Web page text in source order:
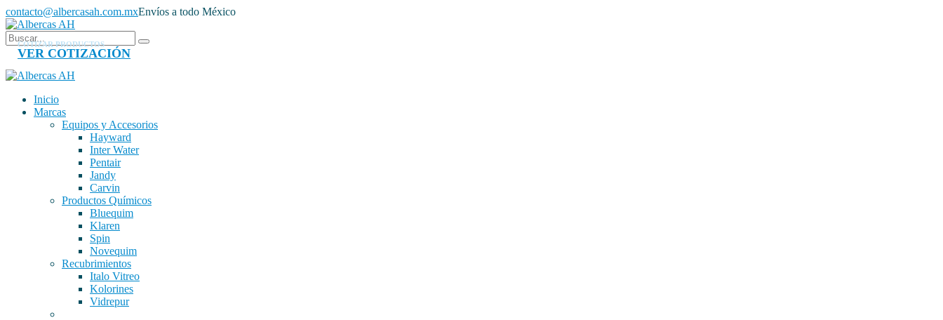
contacto@albercasah.com.mxEnvíos a todo México
COTIZAR PRODUCTOS
VER COTIZACIÓN
Inicio
Marcas
Equipos y Accesorios
Hayward
Inter Water
Pentair
Jandy
Carvin
Productos Químicos
Bluequim
Klaren
Spin
Novequim
Recubrimientos
Italo Vitreo
Kolorines
Vidrepur